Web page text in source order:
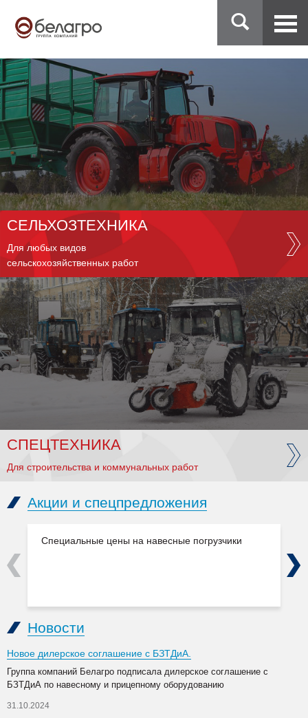
СЕЛЬХОЗТЕХНИКА
Для любых видов
сельскохозяйственных работ
СПЕЦТЕХНИКА
Для строительства и коммунальных работ
Акции и спецпредложения
Специальные цены на навесные погрузчики
Previous Next
Новости
Новое дилерское соглашение с БЗТДиА.
Группа компаний Белагро подписала дилерское соглашение с
БЗТДиА по навесному и прицепному оборудованию
31.10.2024